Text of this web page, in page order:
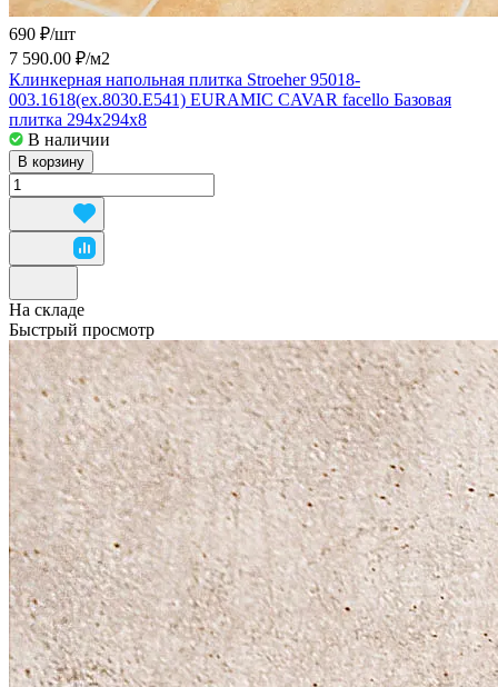
690 ₽/шт
7 590.00 ₽/м2
Клинкерная напольная плитка Stroeher 95018-
003.1618(ex.8030.E541) EURAMIC CAVAR facello Базовая
плитка 294x294x8
В наличии
В корзину
На складе
Быстрый просмотр